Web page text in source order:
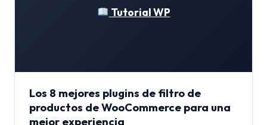
Tutorial WP
Los 8 mejores plugins de filtro de
productos de WooCommerce para una
mejor experiencia